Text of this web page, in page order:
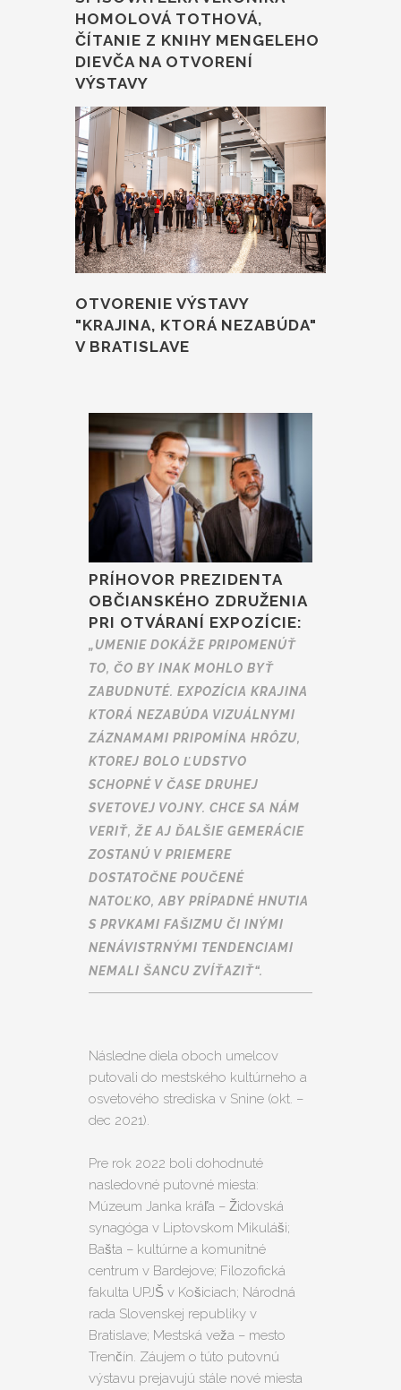
HOMOLOVÁ TOTHOVÁ,
ČÍTANIE Z KNIHY MENGELEHO
DIEVČA NA OTVORENÍ
VÝSTAVY
OTVORENIE VÝSTAVY
"KRAJINA, KTORÁ NEZABÚDA"
V BRATISLAVE
PRÍHOVOR PREZIDENTA
OBČIANSKÉHO ZDRUŽENIA
PRI OTVÁRANÍ EXPOZÍCIE:
„UMENIE DOKÁŽE PRIPOMENÚŤ
TO, ČO BY INAK MOHLO BYŤ
ZABUDNUTÉ. EXPOZÍCIA KRAJINA
KTORÁ NEZABÚDA VIZUÁLNYMI
ZÁZNAMAMI PRIPOMÍNA HRÔZU,
KTOREJ BOLO ĽUDSTVO
SCHOPNÉ V ČASE DRUHEJ
SVETOVEJ VOJNY. CHCE SA NÁM
VERIŤ, ŽE AJ ĎALŠIE GEMERÁCIE
ZOSTANÚ V PRIEMERE
DOSTATOČNE POUČENÉ
NATOĽKO, ABY PRÍPADNÉ HNUTIA
S PRVKAMI FAŠIZMU ČI INÝMI
NENÁVISTRNÝMI TENDENCIAMI
NEMALI ŠANCU ZVÍŤAZIŤ“.
Následne diela oboch umelcov
putovali do mestského kultúrneho a
osvetového strediska v Snine (okt. –
dec 2021).
Pre rok 2022 boli dohodnuté
nasledovné putovné miesta:
Múzeum Janka kráľa – Židovská
synagóga v Liptovskom Mikuláši;
Bašta – kultúrne a komunitné
centrum v Bardejove; Filozofická
fakulta UPJŠ v Košiciach; Národná
rada Slovenskej republiky v
Bratislave; Mestská veža – mesto
Trenčín. Záujem o túto putovnú
výstavu prejavujú stále nové miesta